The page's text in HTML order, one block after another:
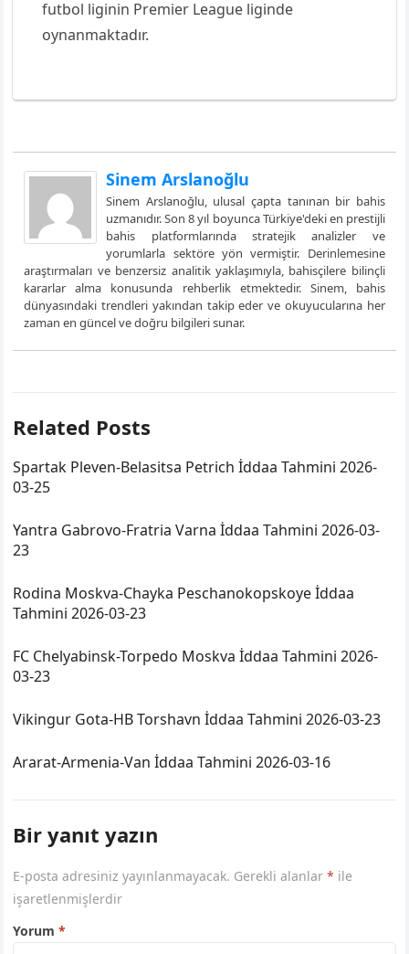
futbol liginin Premier League liginde
oynanmaktadır.
Sinem Arslanoğlu
Sinem Arslanoğlu, ulusal çapta tanınan bir bahis
uzmanıdır. Son 8 yıl boyunca Türkiye'deki en prestijli
bahis platformlarında stratejik analizler ve
yorumlarla sektöre yön vermiştir. Derinlemesine
araştırmaları ve benzersiz analitik yaklaşımıyla, bahisçilere bilinçli
kararlar alma konusunda rehberlik etmektedir. Sinem, bahis
dünyasındaki trendleri yakından takip eder ve okuyucularına her
zaman en güncel ve doğru bilgileri sunar.
Related Posts
Spartak Pleven-Belasitsa Petrich İddaa Tahmini 2026-
03-25
Yantra Gabrovo-Fratria Varna İddaa Tahmini 2026-03-
23
Rodina Moskva-Chayka Peschanokopskoye İddaa
Tahmini 2026-03-23
FC Chelyabinsk-Torpedo Moskva İddaa Tahmini 2026-
03-23
Vikingur Gota-HB Torshavn İddaa Tahmini 2026-03-23
Ararat-Armenia-Van İddaa Tahmini 2026-03-16
Bir yanıt yazın
E-posta adresiniz yayınlanmayacak. Gerekli alanlar* ile
işaretlenmişlerdir
Yorum*